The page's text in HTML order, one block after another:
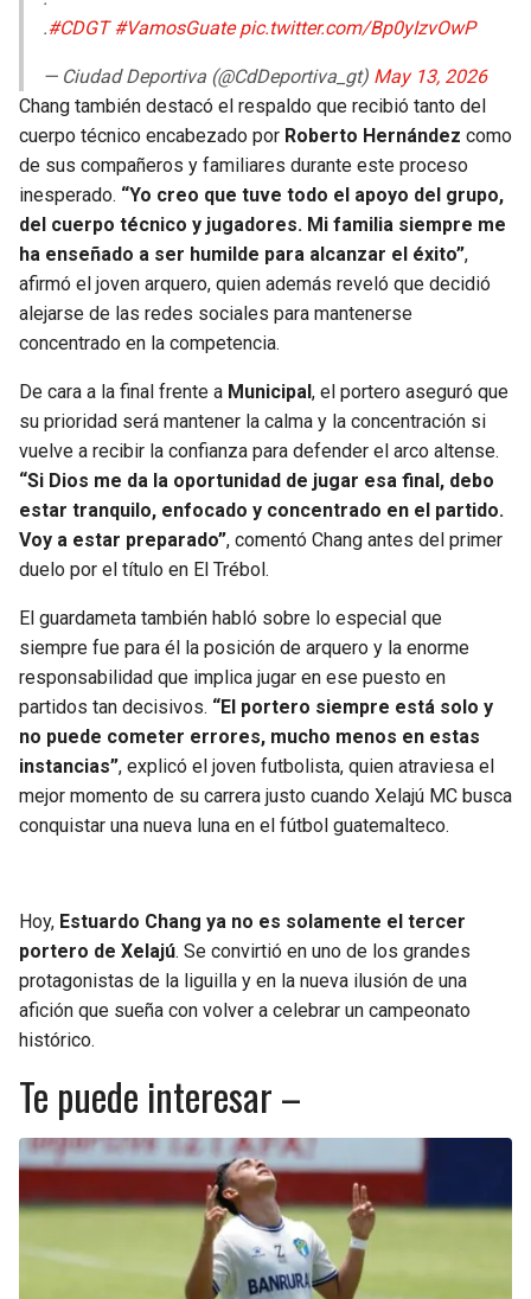
.#CDGT #VamosGuate pic.twitter.com/Bp0yIzvOwP
— Ciudad Deportiva (@CdDeportiva_gt) May 13, 2026
Chang también destacó el respaldo que recibió tanto del
cuerpo técnico encabezado por Roberto Hernández como
de sus compañeros y familiares durante este proceso
inesperado. “Yo creo que tuve todo el apoyo del grupo,
del cuerpo técnico y jugadores. Mi familia siempre me
ha enseñado a ser humilde para alcanzar el éxito”,
afirmó el joven arquero, quien además reveló que decidió
alejarse de las redes sociales para mantenerse
concentrado en la competencia.
De cara a la final frente a Municipal , el portero aseguró que
su prioridad será mantener la calma y la concentración si
vuelve a recibir la confianza para defender el arco altense.
“Si Dios me da la oportunidad de jugar esa final, debo
estar tranquilo, enfocado y concentrado en el partido.
Voy a estar preparado”, comentó Chang antes del primer
duelo por el título en El Trébol.
El guardameta también habló sobre lo especial que
siempre fue para él la posición de arquero y la enorme
responsabilidad que implica jugar en ese puesto en
partidos tan decisivos. “El portero siempre está solo y
no puede cometer errores, mucho menos en estas
instancias”, explicó el joven futbolista, quien atraviesa el
mejor momento de su carrera justo cuando Xelajú MC busca
conquistar una nueva luna en el fútbol guatemalteco.
Hoy, Estuardo Chang ya no es solamente el tercer
portero de Xelajú. Se convirtió en uno de los grandes
protagonistas de la liguilla y en la nueva ilusión de una
afición que sueña con volver a celebrar un campeonato
histórico.
Te puede interesar –